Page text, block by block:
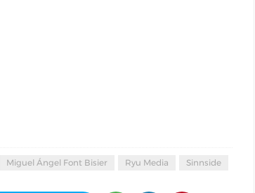
Miguel Ángel Font Bisier Ryu Media Sinnside